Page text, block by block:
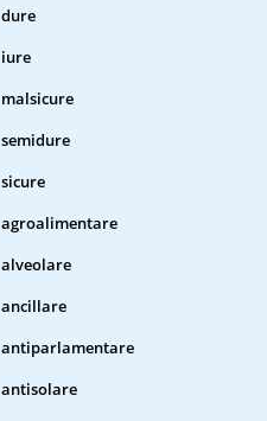
dure
iure
malsicure
semidure
sicure
agroalimentare
alveolare
ancillare
antiparlamentare
antisolare